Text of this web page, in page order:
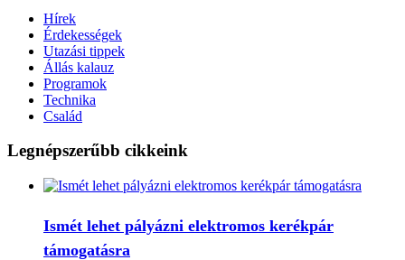
Hírek
Érdekességek
Utazási tippek
Állás kalauz
Programok
Technika
Család
Legnépszerűbb cikkeink
Ismét lehet pályázni elektromos kerékpár
támogatásra